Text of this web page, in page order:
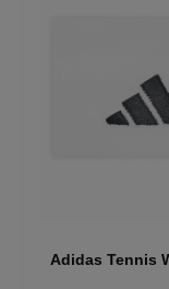
Adidas Tennis